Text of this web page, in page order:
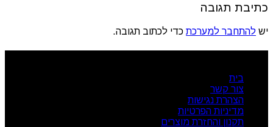
כתיבת תגובה
יש להתחבר למערכת כדי לכתוב תגובה.
בית
צור קשר
הצהרת נגישות
מדיניות הפרטיות
תקנון והחזרת מוצרים